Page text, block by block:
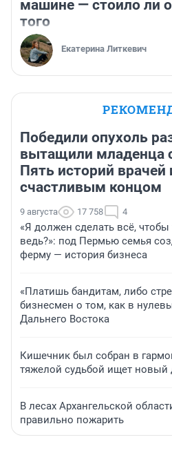
машине — стоило ли
того
Екатерина Литкевич
Победили опухоль
вытащили младенца
Пять историй
счастливым концом
9 августа 17 758 4
«Я должен сделать всё,
ведь?»: под Пермью семья
ферму — история бизнеса
«Платишь бандитам, либо
бизнесмен о том, как в
Дальнего Востока
Кишечник был собран в
тяжелой судьбой ищет новый
В лесах Архангельской
правильно пожарить